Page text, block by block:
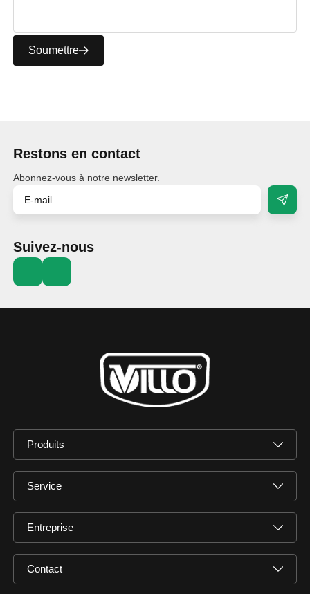
Soumettre
Restons en contact
Abonnez-vous à notre newsletter.
Suivez-nous
Produits
Service
Entreprise
Contact